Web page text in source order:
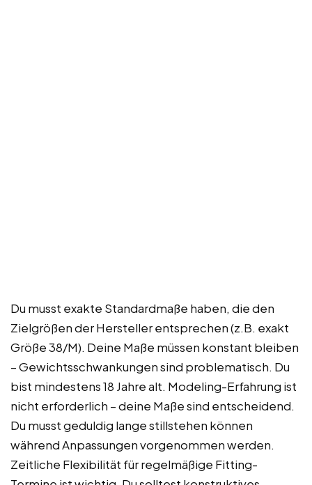
Du musst exakte Standardmaße haben, die den
Zielgrößen der Hersteller entsprechen (z.B. exakt
Größe 38/M). Deine Maße müssen konstant bleiben
– Gewichtsschwankungen sind problematisch. Du
bist mindestens 18 Jahre alt. Modeling-Erfahrung ist
nicht erforderlich – deine Maße sind entscheidend.
Du musst geduldig lange stillstehen können
während Anpassungen vorgenommen werden.
Zeitliche Flexibilität für regelmäßige Fitting-